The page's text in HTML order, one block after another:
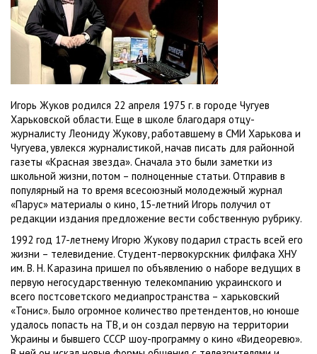
Игорь Жуков родился 22 апреля 1975 г. в городе Чугуев
Харьковской области. Еще в школе благодаря отцу-
журналисту Леониду Жукову, работавшему в СМИ Харькова и
Чугуева, увлекся журналистикой, начав писать для районной
газеты «Красная звезда». Сначала это были заметки из
школьной жизни, потом – полноценные статьи. Отправив в
популярный на то время всесоюзный молодежный журнал
«Парус» материалы о кино, 15-летний Игорь получил от
редакции издания предложение вести собственную рубрику.
1992 год 17-летнему Игорю Жукову подарил страсть всей его
жизни – телевидение. Студент-первокурскник филфака ХНУ
им. В. Н. Каразина пришел по объявлению о наборе ведущих в
первую негосударственную телекомпанию украинского и
всего постсоветского медиапространства – харьковский
«Тонис». Было огромное количество претендентов, но юноше
удалось попасть на ТВ, и он создал первую на территории
Украины и бывшего СССР шоу-программу о кино «Видеоревю».